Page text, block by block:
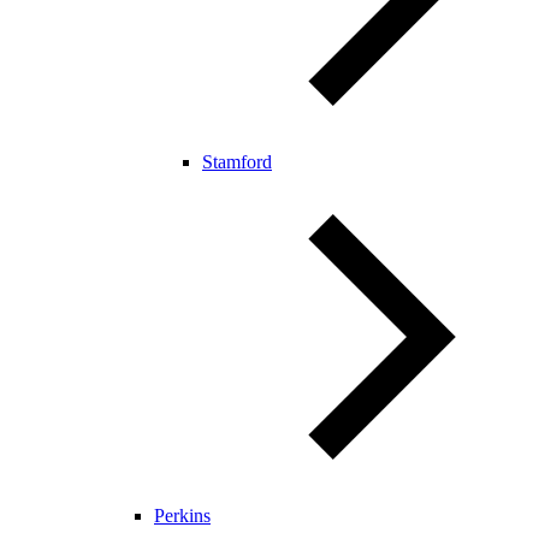
Stamford
Perkins